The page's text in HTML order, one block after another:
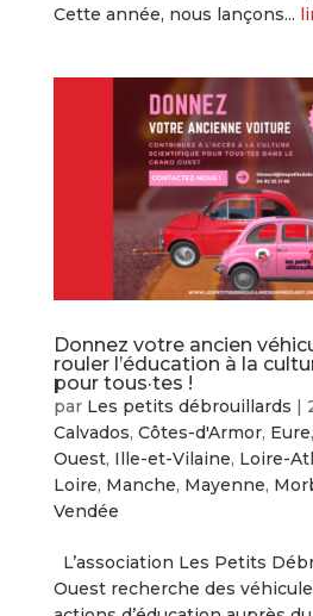
Cette année, nous lançons...
Donnez votre ancien
rouler l’éducation à la
pour tous·tes !
par Les petits débrouillards |
Calvados, Côtes-d'Armor, Eure,
Ouest, Ille-et-Vilaine, Loire-
Loire, Manche, Mayenne,
Vendée
L’association Les Petits
Ouest recherche des